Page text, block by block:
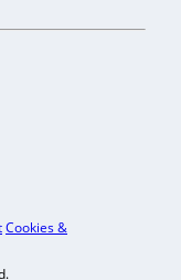
Cookies &